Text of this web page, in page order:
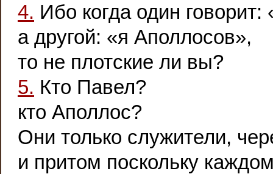
4. Ибо когда один
а другой: «я Аполлосов»,
то не плотские ли вы?
5. Кто Павел?
кто Аполлос?
Они только служители,
и притом поскольку